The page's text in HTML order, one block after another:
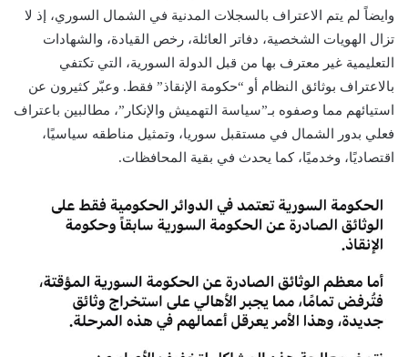
وايضاً لم يتم الاعتراف بالسجلات المدنية في الشمال السوري، إذ لا
تزال الهويات الشخصية، دفاتر العائلة، رخص القيادة، والشهادات
التعليمية غير معترف بها من قبل الدولة السورية، التي تكتفي
بالاعتراف بوثائق النظام أو “حكومة الإنقاذ” فقط. وعبّر كثيرون عن
استيائهم مما وصفوه بـ”سياسة التهميش والإنكار”، مطالبين باعتراف
فعلي بدور الشمال في مستقبل سوريا، وتمثيل مناطقه سياسيًا،
اقتصاديًا، وخدميًا، كما يحدث في بقية المحافظات.